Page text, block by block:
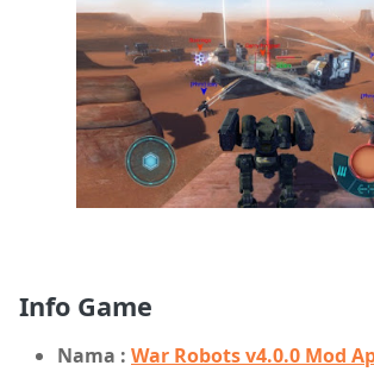
Info Game
Nama : War Robots v4.0.0 Mod